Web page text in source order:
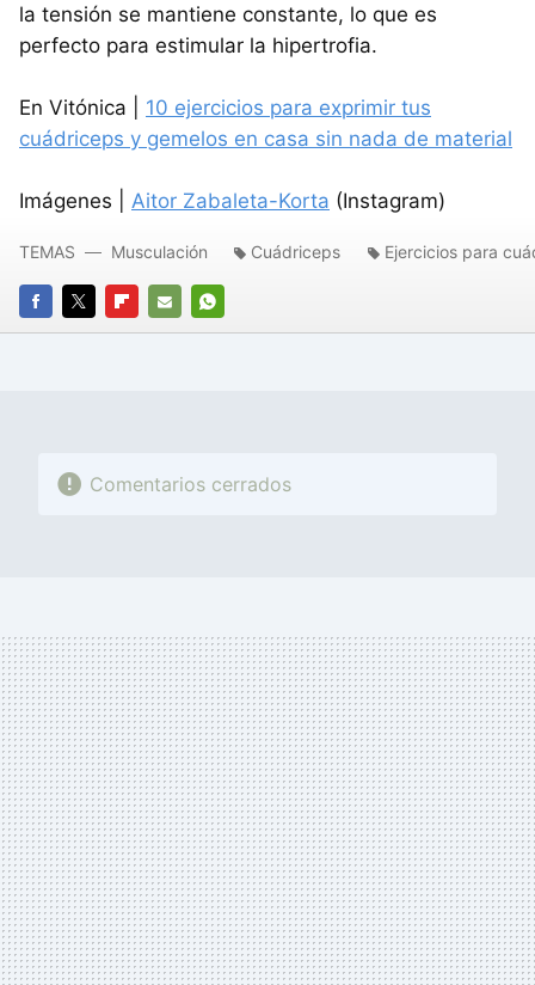
la tensión se mantiene constante, lo que es
perfecto para estimular la hipertrofia.
En Vitónica | 10 ejercicios para exprimir tus
cuádriceps y gemelos en casa sin nada de material
Imágenes | Aitor Zabaleta-Korta (Instagram)
FACEBOOK
TWITTERFLIPBOARD
E-
WHATSAPP
TEMAS Musculación Cuádriceps Ejercicios para
Comentarios cerrados